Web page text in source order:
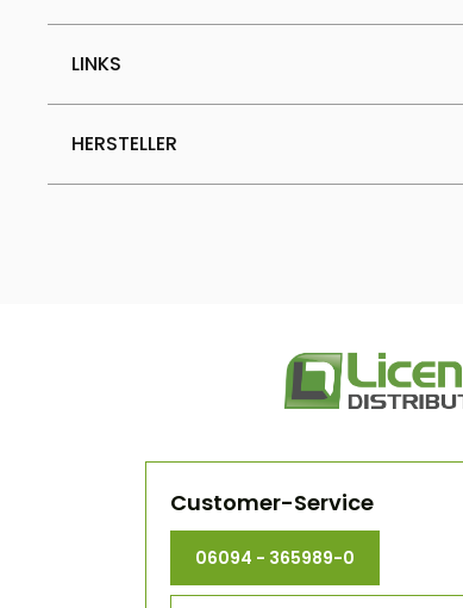
LINKS
HERSTELLER
Customer-Service
06094 - 365989-0